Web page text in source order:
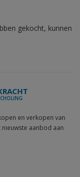
gekocht, kunnen
en verkopen van
aanbod aan